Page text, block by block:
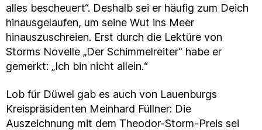
alles bescheuert“. Deshalb sei er häufig zum Deich
hinausgelaufen, um seine Wut ins Meer
hinauszuschreien. Erst durch die Lektüre von
Storms Novelle „Der Schimmelreiter“ habe er
gemerkt: „Ich bin nicht allein.“
Lob für Düwel gab es auch von Lauenburgs
Kreispräsidenten Meinhard Füllner: Die
Auszeichnung mit dem Theodor-Storm-Preis sei